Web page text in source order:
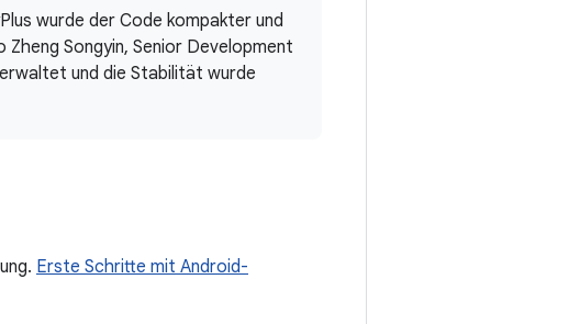
wurde der Code kompakter und
Songyin, Senior Development
und die Stabilität wurde
Erste Schritte mit Android-